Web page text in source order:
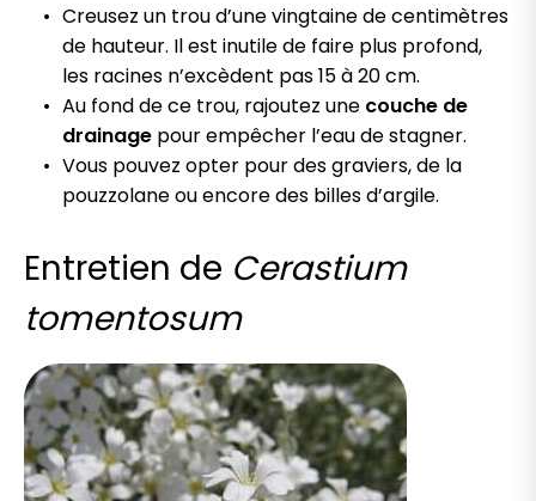
Creusez un trou d’une vingtaine de centimètres
de hauteur. Il est inutile de faire plus profond,
les racines n’excèdent pas 15 à 20 cm.
Au fond de ce trou, rajoutez une couche de
drainage pour empêcher l’eau de stagner.
Vous pouvez opter pour des graviers, de la
pouzzolane ou encore des billes d’argile.
Entretien de Cerastium
tomentosum